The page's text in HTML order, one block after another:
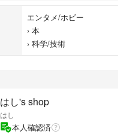
エンタメ/ホビー
› 本
› 科学/技術
はし's shop
はし
本人確認済